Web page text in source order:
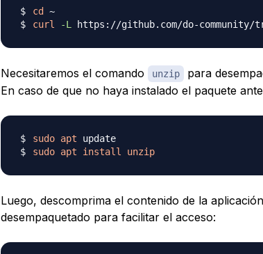
cd
~
curl
-L https://github.com/do-
Necesitaremos el comando unzip
para
En caso de que no haya instalado el paquete
sudo apt
update
sudo apt install unzip
Luego, descomprima el contenido de la
desempaquetado para facilitar el acceso: